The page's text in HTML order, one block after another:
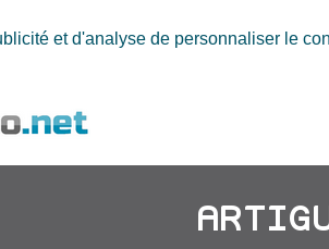
et d'analyse de personnaliser le